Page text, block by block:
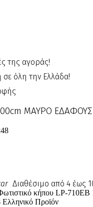
της αγοράς!
όλη την Ελλάδα!
ΜΑΥΡΟ ΕΔΑΦΟΥΣ
Διαθέσιμο από 4 έως
κήπου LP-710EB
Προϊόν